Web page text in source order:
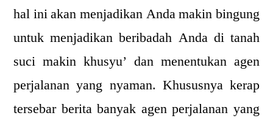
hal ini akan menjadikan Anda makin bingung
untuk menjadikan beribadah Anda di tanah
suci makin khusyu’ dan menentukan agen
perjalanan yang nyaman. Khususnya kerap
tersebar berita banyak agen perjalanan yang